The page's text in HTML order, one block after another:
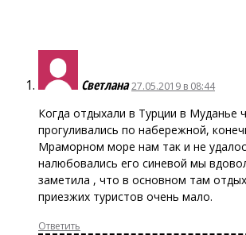
Светлана 27.05.2019 в 08:44
Когда отдыхали в Турции в Муданье
прогуливались по набережной,
Мраморном море нам так и не
налюбовались его синевой мы
заметила , что в основном там
приезжих туристов очень мало.
Ответить